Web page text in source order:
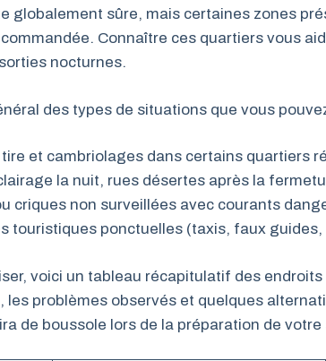
globalement sûre, mais certaines zones
Connaître ces quartiers vous
nocturnes.
des types de situations que vous
tire et cambriolages dans certains quartiers
la nuit, rues désertes après la
criques non surveillées avec courants
touristiques ponctuelles (taxis, faux guides,
voici un tableau récapitulatif des
, les problèmes observés et quelques
de boussole lors de la préparation de votre